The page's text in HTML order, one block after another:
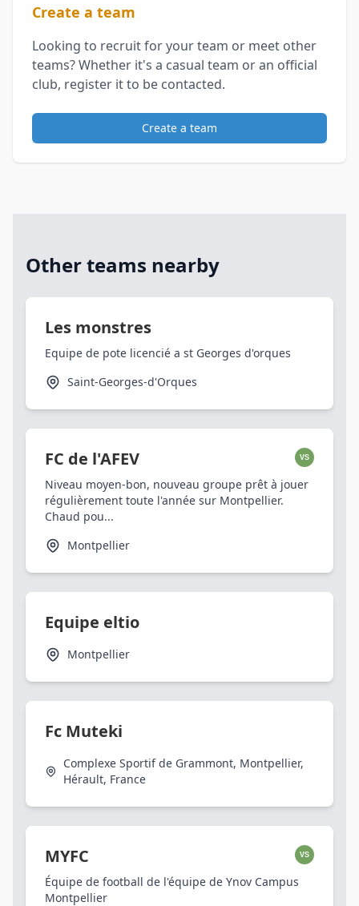
Create a team
Looking to recruit for your team or meet other
teams? Whether it's a casual team or an official
club, register it to be contacted.
Create a team
Other teams nearby
Les monstres
Equipe de pote licencié a st Georges d'orques
Saint-Georges-d'Orques
FC de l'AFEV VS
Niveau moyen-bon, nouveau groupe prêt à jouer
régulièrement toute l'année sur Montpellier.
Chaud pou...
Montpellier
Equipe eltio
Montpellier
Fc Muteki
Complexe Sportif de Grammont, Montpellier,
Hérault, France
MYFC VS
Équipe de football de l'équipe de Ynov Campus
Montpellier